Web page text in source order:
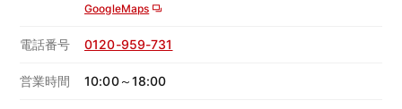
GoogleMaps
電話番号 0120-959-731
営業時間 10:00～18:00